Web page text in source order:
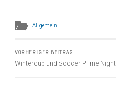
Allgemein
VORHERIGER BEITRAG
Wintercup und Soccer Prime Night